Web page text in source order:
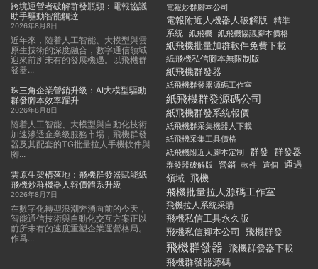
跨境運營者破解群發瓶頸：電報協議
助手驅動智能觸達
2026年8月8日
近年來，随着人工智能、大模型與雲
原生技術的深度融合，數字通信領域
迎來前所未有的發展機遇。以飛機群
發器...
珠三角企業營銷升級：AI大模型驅動
群發腳本效率躍升
2026年8月8日
随着人工智能、大模型與自動化技術
加速滲透企業級服務市場，飛機群發
器及其配套的TG批量拉人手機軟件與
腳...
雲原生架構落地：飛機群發器賦能紙
飛機炒群機器人報價體系升級
2026年8月7日
在數字化轉型浪潮奔湧向前的今天，
智能通信技術與自動化交互方案正以
前所未有的速度重塑企業運營格局。
作爲...
電報炒群腳本公司
電報附近人機器人破解版 精準
系統 紙飛機 紙飛機協議腳本價格
紙飛機批量加群軟件免費下載
紙飛機私信腳本無限制版
紙飛機群發器
紙飛機群發器源碼工作室
紙飛機群發源碼公司
紙飛機群發系統報價
紙飛機群采集機器人下載
紙飛機采集工具價格
紙飛機附近人腳本定制
群發 群發器
群發器破解版 營銷 軟件 這個
通過
領域 飛機
飛機批量拉人源碼工作室
飛機拉人系統采購
飛機私信工具永久版
飛機私信腳本公司
飛機群發
飛機群發器 飛機群發器下載
飛機群發器源碼